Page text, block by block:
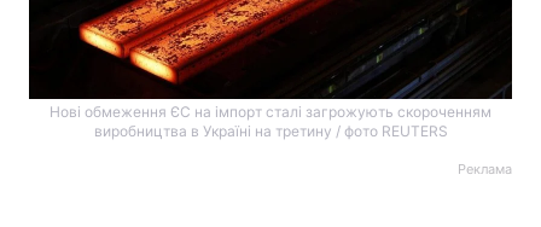
Нові обмеження ЄС на імпорт сталі загрожують скороченням
виробництва в Україні на третину / фото REUTERS
Реклама